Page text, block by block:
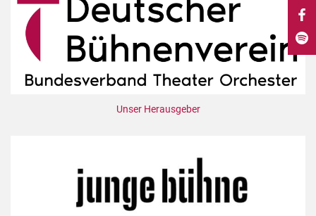
Service
Shop / Abo
Newsletter
Redaktion
Unser Herausgeber